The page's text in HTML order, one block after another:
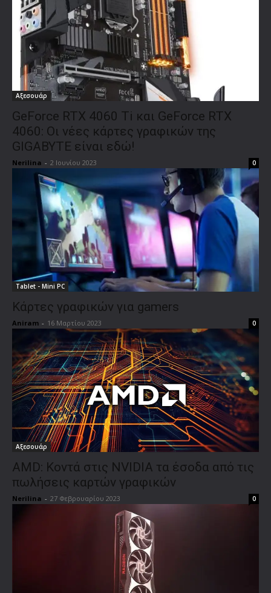
Αξεσουάρ
GeForce RTX 4060 Ti και GeForce RTX
4060: Οι νέες κάρτες γραφικών της
GIGABYTE είναι εδώ!
Nerilina - 2 Ιουνίου 2023 0
Tablet - Mini PC
Κάρτες γραφικών για gamers
Aniram - 16 Μαρτίου 2023 0
Αξεσουάρ
AMD: Κοντά στις NVIDIA τα έσοδα από τις
πωλήσεις καρτών γραφικών
Nerilina - 27 Φεβρουαρίου 2023 0